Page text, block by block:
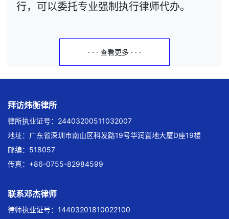
行，可以委托专业强制执行律师代办。
· · · 查看更多 · · ·
拜访炜衡律所
律所执业证号：24403200511032007
地址：广东省深圳市南山区科发路19号华润置地大厦D座19楼
邮编：518057
传真：+86-0755-82984599
联系邓杰律师
律师执业证号：14403201810022100